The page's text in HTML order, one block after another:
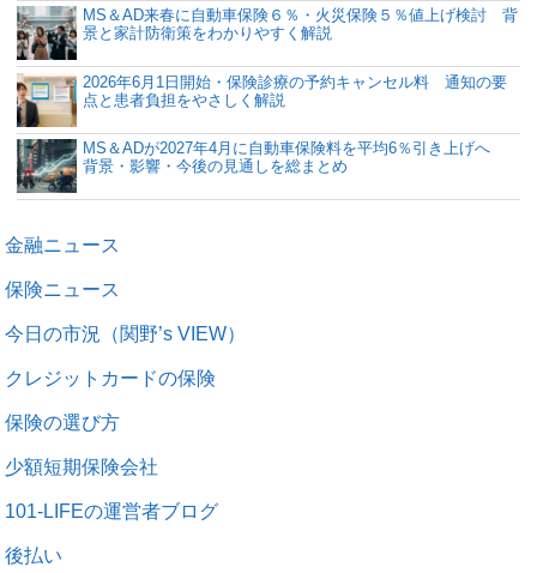
MS＆AD来春に自動車保険６％・火災保険５％値上げ検討 背
景と家計防衛策をわかりやすく解説
2026年6月1日開始・保険診療の予約キャンセル料 通知の要
点と患者負担をやさしく解説
MS＆ADが2027年4月に自動車保険料を平均6％引き上げへ
背景・影響・今後の見通しを総まとめ
金融ニュース
保険ニュース
今日の市況（関野’s VIEW）
クレジットカードの保険
保険の選び方
少額短期保険会社
101-LIFEの運営者ブログ
後払い